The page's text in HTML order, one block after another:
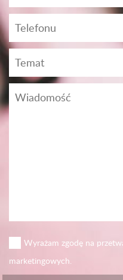
Wyrażam zgodę na
marketingowych.